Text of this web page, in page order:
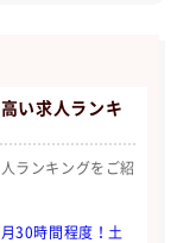
い求人ランキ
ランキングをご紹
30時間程度！土